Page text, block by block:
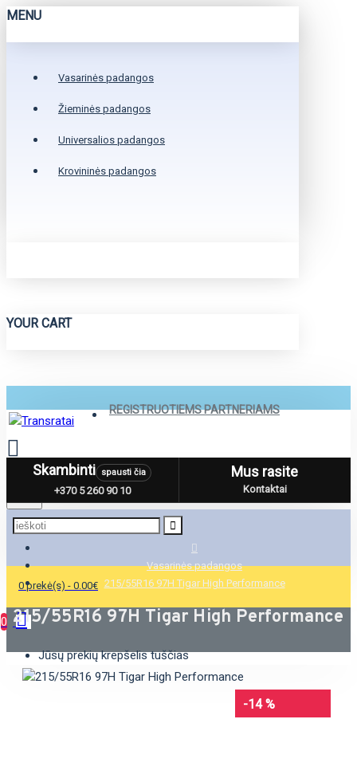
MENU
Vasarinės padangos
Žieminės padangos
Universalios padangos
Krovininės padangos
YOUR CART
REGISTRUOTIEMS PARTNERIAMS
Menu
0 prekė(s) - 0.00€
0
Jūsų prekių krepšelis tuščias
Skambinti spausti čia
+370 5 260 90 10
Mus rasite
Kontaktai
Vasarinės padangos
215/55R16 97H Tigar High Performance
215/55R16 97H Tigar High Performance
-14 %